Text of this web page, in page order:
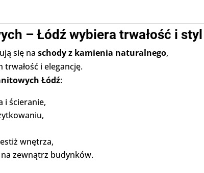
– Łódź wybiera trwałość i styl
się naschody z kamienia naturalnego,
trwałość i elegancję.
Łódź:
i ścieranie,
wnętrza,
zewnątrz budynków.